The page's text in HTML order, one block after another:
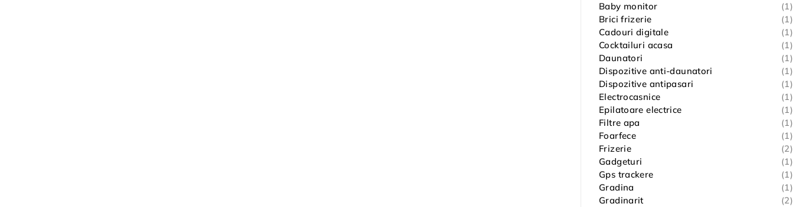
Baby monitor
(1)
Brici frizerie
(1)
Cadouri digitale
(1)
Cocktailuri acasa
(1)
Daunatori
(1)
Dispozitive anti-daunatori
(1)
Dispozitive antipasari
(1)
Electrocasnice
(1)
Epilatoare electrice
(1)
Filtre apa
(1)
Foarfece
(1)
Frizerie
(2)
Gadgeturi
(1)
Gps trackere
(1)
Gradina
(1)
Gradinarit
(2)